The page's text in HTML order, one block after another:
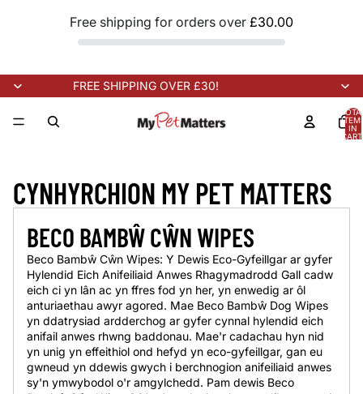
Free shipping for orders over £30.00
FREE SHIPPING OVER £30!
IN
CYNHYRCHION MY PET MATTERS
BECO BAMBŴ CŴN WIPES
Beco Bambŵ Cŵn Wipes: Y Dewis Eco-Gyfeillgar ar gyfer
Hylendid Eich Anifeiliaid Anwes Rhagymadrodd Gall cadw
eich ci yn lân ac yn ffres fod yn her, yn enwedig ar ôl
anturiaethau awyr agored. Mae Beco Bambŵ Dog Wipes
yn ddatrysiad ardderchog ar gyfer cynnal hylendid eich
anifail anwes rhwng baddonau. Mae'r cadachau hyn nid
yn unig yn effeithiol ond hefyd yn eco-gyfeillgar, gan eu
gwneud yn ddewis gwych i berchnogion anifeiliaid anwes
sy'n ymwybodol o'r amgylchedd. Pam dewis Beco